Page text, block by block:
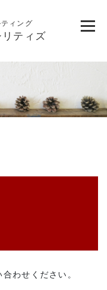
ィング
ティズ
わせください。